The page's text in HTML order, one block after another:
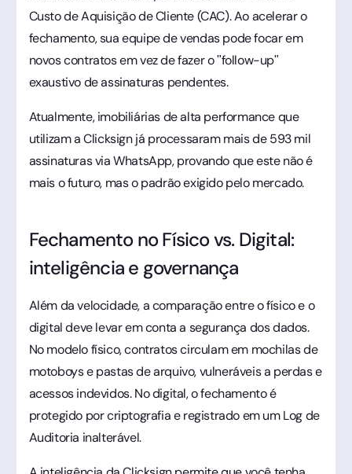
Custo de Aquisição de Cliente (CAC). Ao acelerar o
fechamento, sua equipe de vendas pode focar em
novos contratos em vez de fazer o "follow-up"
exaustivo de assinaturas pendentes.
Atualmente, imobiliárias de alta performance que
utilizam a Clicksign já processaram mais de 593 mil
assinaturas via WhatsApp, provando que este não é
mais o futuro, mas o padrão exigido pelo mercado.
Fechamento no Físico vs. Digital:
inteligência e governança
Além da velocidade, a comparação entre o físico e o
digital deve levar em conta a segurança dos dados.
No modelo físico, contratos circulam em mochilas de
motoboys e pastas de arquivo, vulneráveis a perdas e
acessos indevidos. No digital, o fechamento é
protegido por criptografia e registrado em um Log de
Auditoria inalterável.